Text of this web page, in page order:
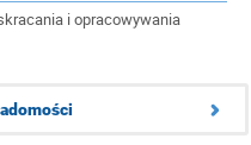
i opracowywania